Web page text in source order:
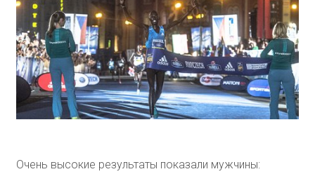
Очень высокие результаты показали мужчины: